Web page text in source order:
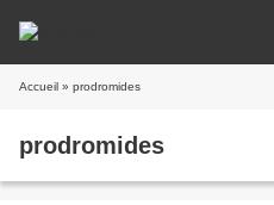
Accueil » prodromides
prodromides